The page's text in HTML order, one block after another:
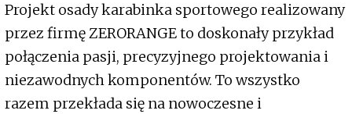
Projekt osady karabinka sportowego realizowany
przez firmę ZERORANGE to doskonały przykład
połączenia pasji, precyzyjnego projektowania i
niezawodnych komponentów. To wszystko
razem przekłada się na nowoczesne i